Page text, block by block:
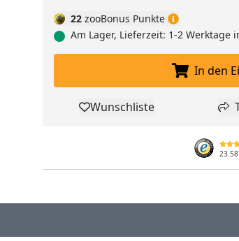
22 zooBonus Punkte
Am Lager, Lieferzeit: 1-2 Werktage
In den
Produkt zur
Wunschliste